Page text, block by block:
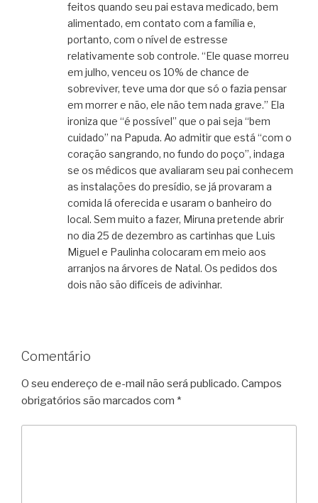
feitos quando seu pai estava medicado, bem
alimentado, em contato com a família e,
portanto, com o nível de estresse
relativamente sob controle. “Ele quase morreu
em julho, venceu os 10% de chance de
sobreviver, teve uma dor que só o fazia pensar
em morrer e não, ele não tem nada grave.” Ela
ironiza que “é possível” que o pai seja “bem
cuidado” na Papuda. Ao admitir que está “com o
coração sangrando, no fundo do poço”, indaga
se os médicos que avaliaram seu pai conhecem
as instalações do presídio, se já provaram a
comida lá oferecida e usaram o banheiro do
local. Sem muito a fazer, Miruna pretende abrir
no dia 25 de dezembro as cartinhas que Luis
Miguel e Paulinha colocaram em meio aos
arranjos na árvores de Natal. Os pedidos dos
dois não são difíceis de adivinhar.
Comentário
O seu endereço de e-mail não será publicado. Campos
obrigatórios são marcados com *